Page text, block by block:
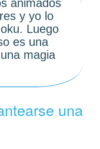
animados
y yo lo
Luego
es una
magia
una